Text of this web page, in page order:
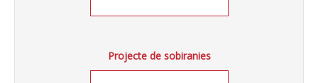
Projecte de sobiranies